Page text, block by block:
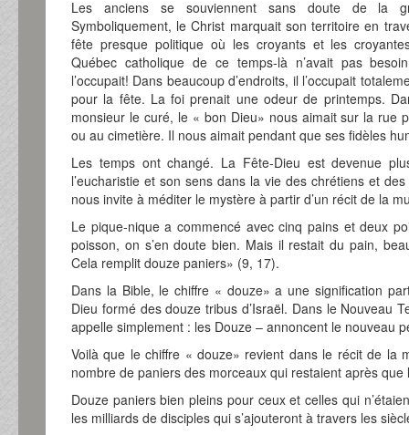
Les anciens se souviennent sans doute de la
Symboliquement, le Christ marquait son territoire en
fête presque politique où les croyants et les
Québec catholique de ce temps-là n’avait pas
l’occupait! Dans beaucoup d’endroits, il l’occupait
pour la fête. La foi prenait une odeur de printemps.
monsieur le curé, le « bon Dieu» nous aimait sur la rue
ou au cimetière. Il nous aimait pendant que ses fidèles
Les temps ont changé. La Fête-Dieu est devenue
l’eucharistie et son sens dans la vie des chrétiens et
nous invite à méditer le mystère à partir d’un récit de la
Le pique-nique a commencé avec cinq pains et deux
poisson, on s’en doute bien. Mais il restait du pain,
Cela remplit douze paniers» (9, 17).
Dans la Bible, le chiffre « douze» a une signification
Dieu formé des douze tribus d’Israël. Dans le Nouveau
appelle simplement : les Douze – annoncent le nouveau
Voilà que le chiffre « douze» revient dans le récit de la
nombre de paniers des morceaux qui restaient après
Douze paniers bien pleins pour ceux et celles qui
les milliards de disciples qui s’ajouteront à travers les